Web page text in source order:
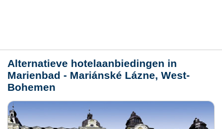
Alternatieve hotelaanbiedingen in
Marienbad - Mariánské Lázne, West-
Bohemen